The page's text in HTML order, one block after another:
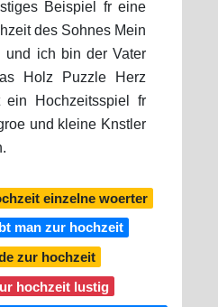
Beispiel fr eine
des Sohnes Mein
und ich bin der Vater
Holz Puzzle Herz
ein Hochzeitsspiel fr
und kleine Knstler
einzelne woerter
man zur hochzeit
zur hochzeit
hochzeit lustig